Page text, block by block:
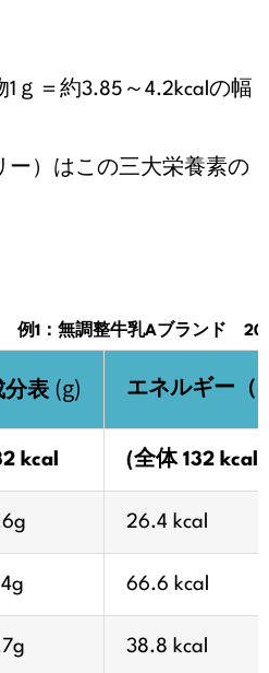
ｇ＝約3.85～4.2kcalの幅
ー）はこの三大栄養素の
例1：無調整牛乳Aブランド
分表 (g) エネルギー（
kcal (全体 132 kcal)
26.4 kcal
66.6 kcal
38.8 kcal